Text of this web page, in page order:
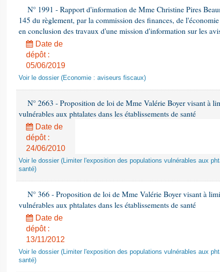
N° 1991 - Rapport d'information de Mme Christine Pires
145 du règlement, par la commission des finances, de
en conclusion des travaux d'une mission d'information sur les
Date de
dépôt :
05/06/2019
Voir le dossier (Economie : aviseurs fiscaux)
N° 2663 - Proposition de loi de Mme Valérie Boyer visant à
vulnérables aux phtalates dans les établissements de santé
Date de
dépôt :
24/06/2010
Voir le dossier (Limiter l'exposition des populations vulnérables aux
santé)
N° 366 - Proposition de loi de Mme Valérie Boyer visant à
vulnérables aux phtalates dans les établissements de santé
Date de
dépôt :
13/11/2012
Voir le dossier (Limiter l'exposition des populations vulnérables aux
santé)